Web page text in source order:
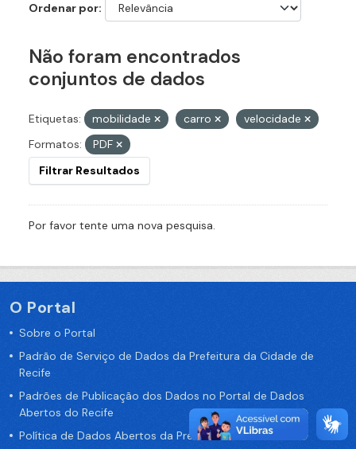
Ordenar por
Não foram encontrados
conjuntos de dados
Etiquetas: mobilidade carro
velocidade
Formatos:
PDF
Filtrar Resultados
Por favor tente uma nova pesquisa.
O Portal
Sobre o Portal
Padrão de Serviço de Dados da Prefeitura da Cidade de
Recife
Padrões de Publicação dos Dados no Portal de Dados
Abertos do Recife
Política de Dados Abertos da Prefeitura do Recife